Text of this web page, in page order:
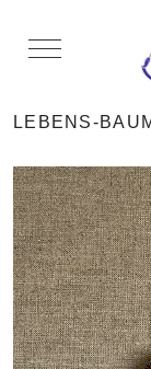
Mobile Menu
LEBENS-